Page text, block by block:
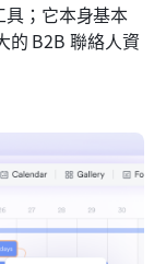
；它本身基本
的 B2B 聯絡人資